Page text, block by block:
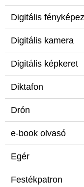
Digitális
Digitális kamera
Digitális képkeret
Diktafon
Drón
e-book olvasó
Egér
Festékpatron